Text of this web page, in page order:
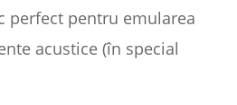
perfect pentru emularea
acustice (în special